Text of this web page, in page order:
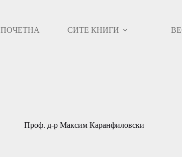
ПОЧЕТНА СИТЕ КНИГИ
Проф. д-р Максим Каранфиловски